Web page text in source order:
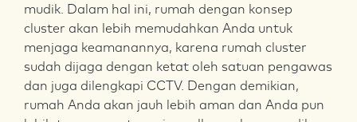
mudik. Dalam hal ini, rumah dengan konsep
cluster akan lebih memudahkan Anda untuk
menjaga keamanannya, karena rumah cluster
sudah dijaga dengan ketat oleh satuan pengawas
dan juga dilengkapi CCTV. Dengan demikian,
rumah Anda akan jauh lebih aman dan Anda pun